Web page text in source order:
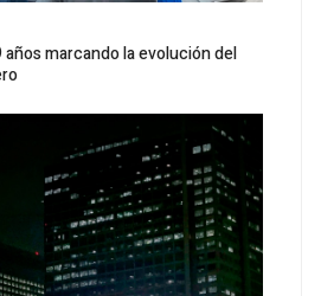
marcando la evolución del